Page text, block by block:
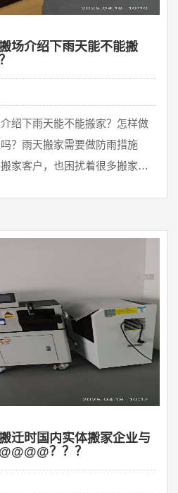
场介绍下雨天能不能搬
绍下雨天能不能搬家？怎样做
？雨天搬家需要做防雨措施
家客户，也困扰着很多搬家公
改变吗？事情时有发生。此
大多数客户会选择改变搬家日
间或其他原因需要如期搬家。
迁时国内实体搬家企业与
？？？